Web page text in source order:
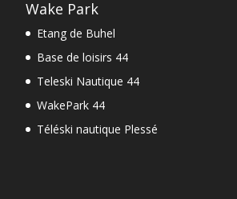
Wake Park
Etang de Buhel
Base de loisirs 44
Teleski Nautique 44
WakePark 44
Téléski nautique Plessé